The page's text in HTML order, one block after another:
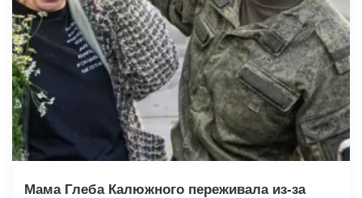
Мама Глеба Калюжного переживала из-за